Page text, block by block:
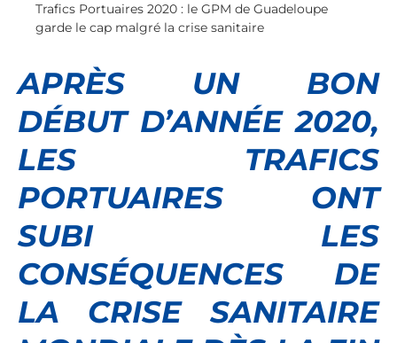
Trafics Portuaires 2020 : le GPM de Guadeloupe
garde le cap malgré la crise sanitaire
APRÈS UN BON
DÉBUT D’ANNÉE 2020,
LES TRAFICS
PORTUAIRES ONT
SUBI LES
CONSÉQUENCES DE
LA CRISE SANITAIRE